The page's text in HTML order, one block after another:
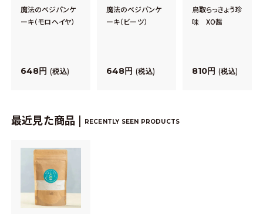
魔法のベジパンケ
ーキ（モロヘイヤ）
648 税込
魔法のベジパンケ
ーキ（ビーツ）
648 税込
鳥取らっきょう珍
味 XO醤
810 税込
最近見た商品 | RECENTLY SEEN PRODUCTS